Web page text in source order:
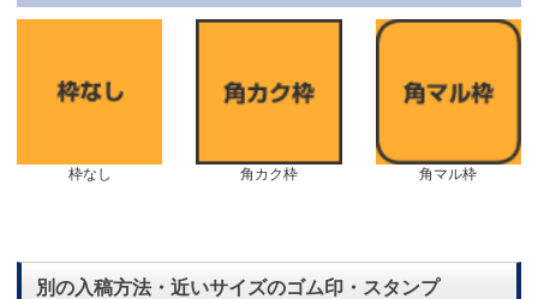
枠なし 角カク枠 角マル枠
別の入稿方法・近いサイズのゴム印・スタンプ